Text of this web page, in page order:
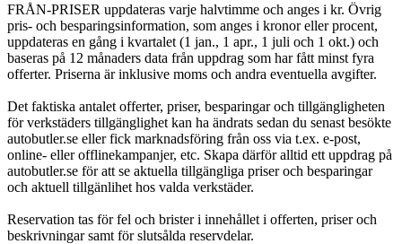
FRÅN-PRISER uppdateras varje halvtimme och anges i kr. Övrig
pris- och besparingsinformation, som anges i kronor eller procent,
uppdateras en gång i kvartalet (1 jan., 1 apr., 1 juli och 1 okt.) och
baseras på 12 månaders data från uppdrag som har fått minst fyra
offerter. Priserna är inklusive moms och andra eventuella avgifter.
Det faktiska antalet offerter, priser, besparingar och tillgängligheten
för verkstäders tillgänglighet kan ha ändrats sedan du senast besökte
autobutler.se eller fick marknadsföring från oss via t.ex. e-post,
online- eller offlinekampanjer, etc. Skapa därför alltid ett uppdrag på
autobutler.se för att se aktuella tillgängliga priser och besparingar
och aktuell tillgänlihet hos valda verkstäder.
Reservation tas för fel och brister i innehållet i offerten, priser och
beskrivningar samt för slutsålda reservdelar.